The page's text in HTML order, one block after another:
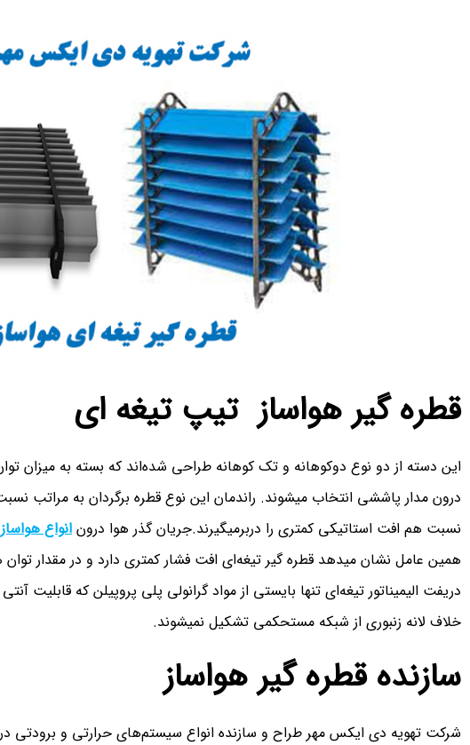
قطره گیر هواساز تیپ تیغه ای
این دسته از دو نوع دوکوهانه و تک کوهانه طراحی شده‌اند که بسته به میزان
درون مدار پاششی انتخاب میشوند. راندمان این نوع قطره برگردان به مراتب
نسبت هم افت استاتیکی کمتری را دربرمیگیرند.جریان گذر هوا درون انواع هواساز
همین عامل نشان میدهد قطره گیر تیغه‌ای افت فشار کمتری دارد و در مقدار توان
دریفت الیمیناتور تیغه‌ای تنها بایستی از مواد گرانولی پلی پروپیلن که قابلیت
خلاف لانه زنبوری از شبکه مستحکمی تشکیل نمیشوند.
سازنده قطره گیر هواساز
شرکت تهویه دی ایکس مهر طراح و سازنده انواع سیستم‌های حرارتی و برودتی در